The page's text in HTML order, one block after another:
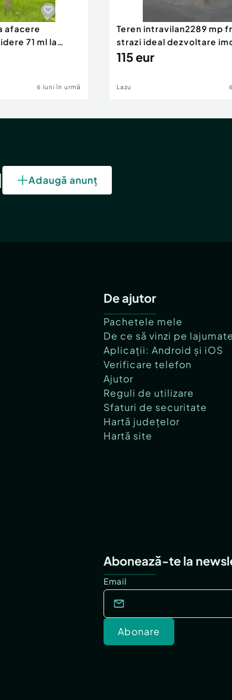
afacere
71 ml la
6 luni în urmă
Teren intravilan2289 mp
strazi ideal dezvoltare
115 eur
Lazu
Adaugă anunț
De ajutor
Pachetele mele
De ce să vinzi pe
Aplicații: Android și iOS
Verificare telefon
Ajutor
Reguli de utilizare
Sfaturi de securitate
Hartă județelor
Hartă site
Abonează-te la
Email
Abonare